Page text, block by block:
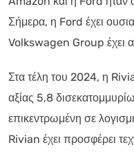
Σήμερα, η Ford έχει
Volkswagen Group έχει
Στα τέλη του 2024, η
αξίας 5,8
επικεντρωμένη σε
Rivian έχει προσφέρει